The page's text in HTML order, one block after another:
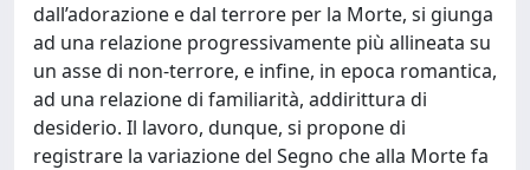
dall’adorazione e dal terrore per la Morte, si giunga
ad una relazione progressivamente più allineata su
un asse di non-terrore, e infine, in epoca romantica,
ad una relazione di familiarità, addirittura di
desiderio. Il lavoro, dunque, si propone di
registrare la variazione del Segno che alla Morte fa